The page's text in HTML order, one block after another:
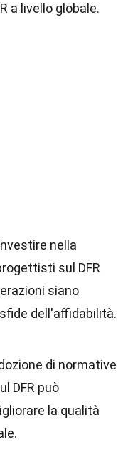
a livello globale.
nella
sul DFR
siano
dell'affidabilità.
di normative
DFR può
la qualità